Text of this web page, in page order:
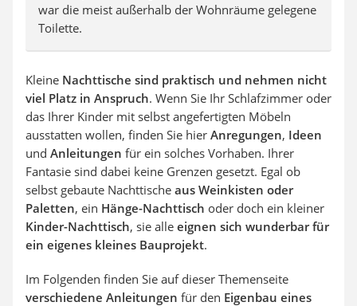
war die meist außerhalb der Wohnräume gelegene
Toilette.
Kleine Nachttische sind praktisch und nehmen nicht
viel Platz in Anspruch. Wenn Sie Ihr Schlafzimmer oder
das Ihrer Kinder mit selbst angefertigten Möbeln
ausstatten wollen, finden Sie hier Anregungen, Ideen
und Anleitungen für ein solches Vorhaben. Ihrer
Fantasie sind dabei keine Grenzen gesetzt. Egal ob
selbst gebaute Nachttische aus Weinkisten oder
Paletten, ein Hänge-Nachttisch oder doch ein kleiner
Kinder-Nachttisch, sie alle eignen sich wunderbar für
ein eigenes kleines Bauprojekt.
Im Folgenden finden Sie auf dieser Themenseite
verschiedene Anleitungen für den Eigenbau eines